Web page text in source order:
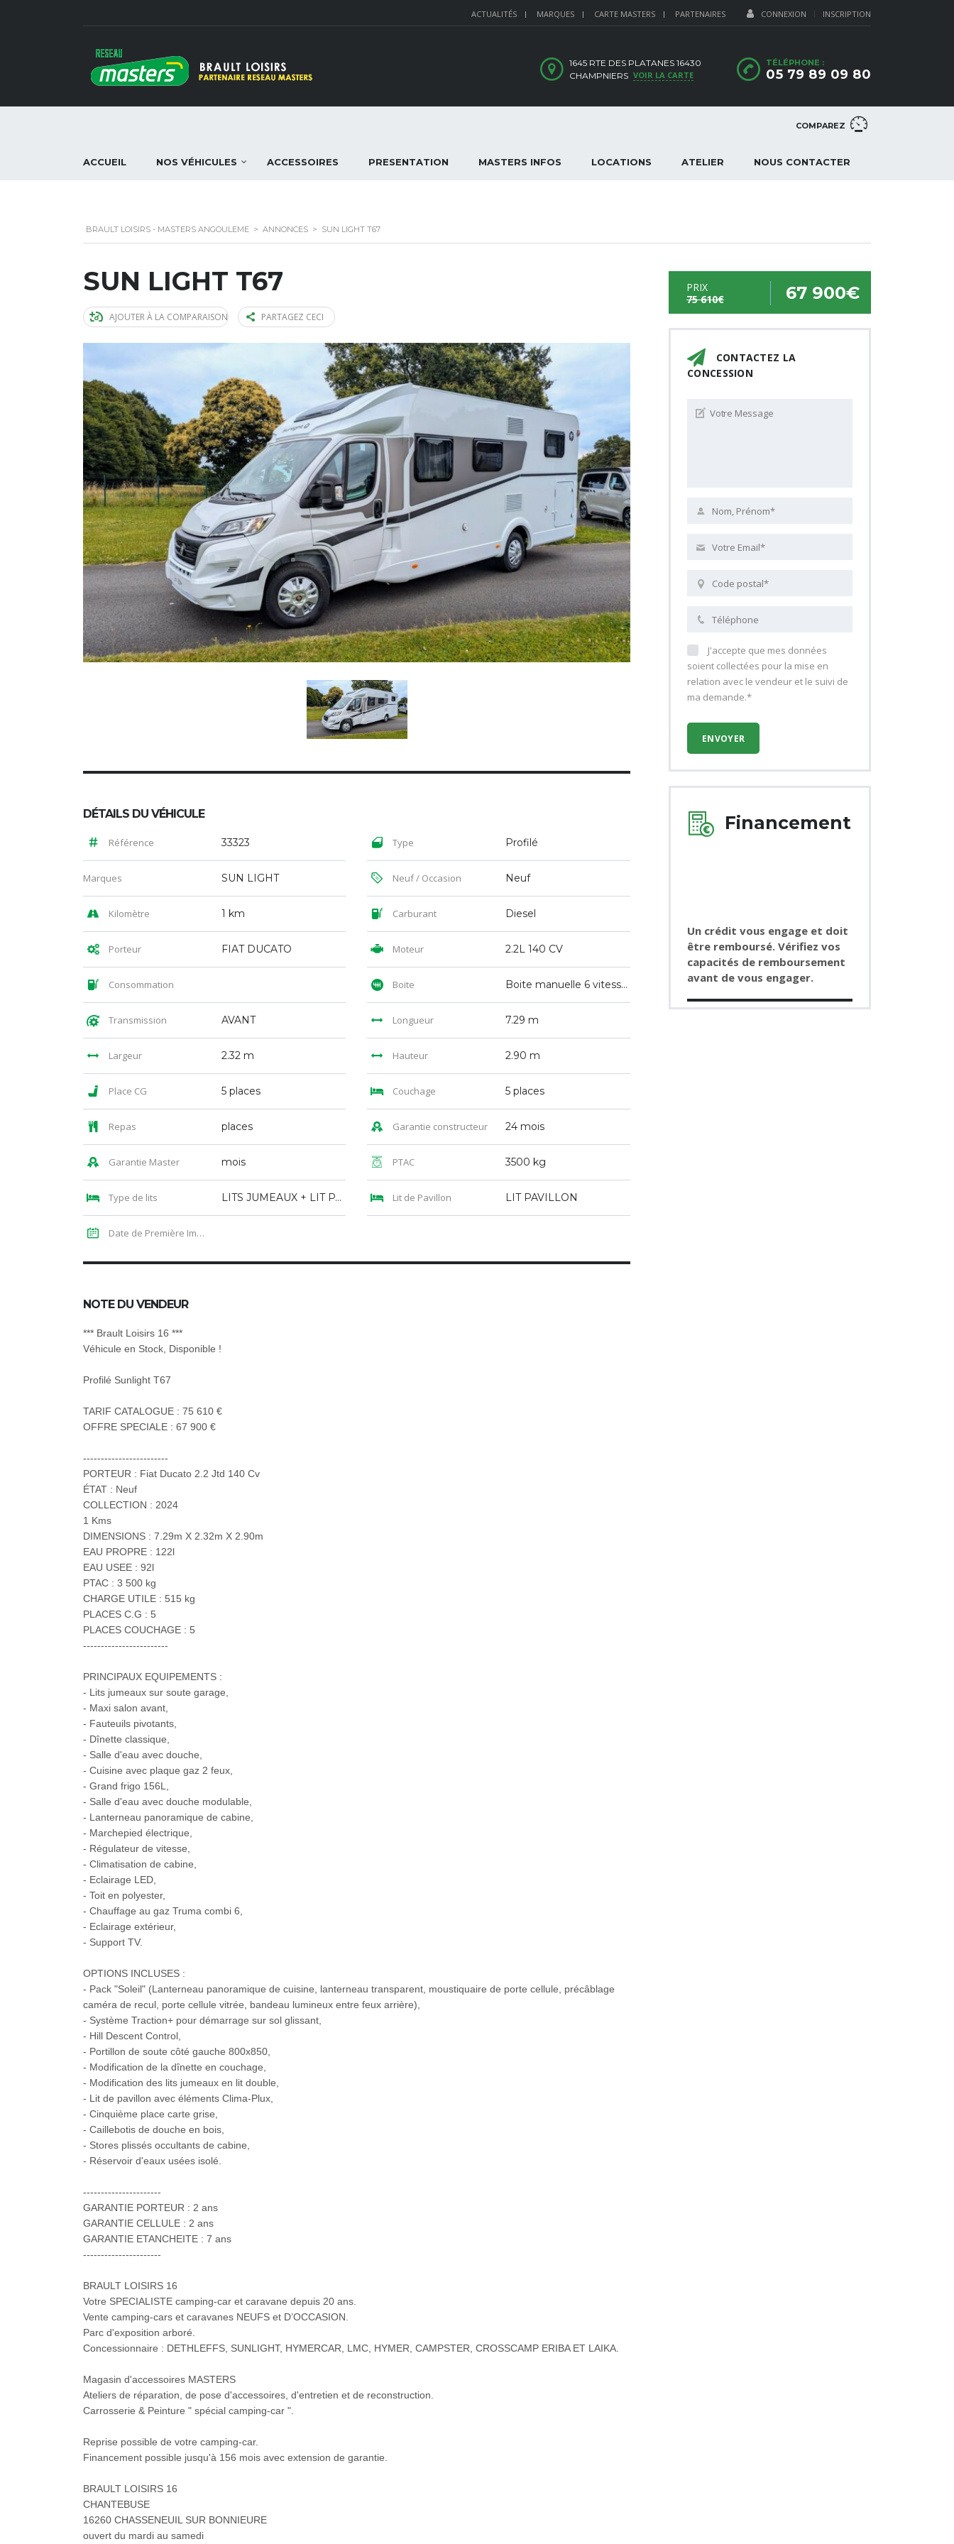
CONNEXION INSCRIPTION
ACTUALITÉS MARQUES CARTE MASTERS PARTENAIRES
TÉLÉPHONE :
05 79 89 09 80
1645 RTE DES PLATANES 16430
CHAMPNIERS VOIR LA CARTE
COMPAREZ
ACCUEIL NOS VÉHICULES ACCESSOIRES PRESENTATION MASTERS INFOS LOCATIONS ATELIER NOUS CONTACTER
BRAULT LOISIRS - MASTERS ANGOULEME > ANNONCES > SUN LIGHT T67
SUN LIGHT T67
AJOUTER À LA COMPARAISON PARTAGEZ CECI
DÉTAILS DU VÉHICULE
Référence 33323 Type Profilé
Marques SUN LIGHT Neuf / Occasion Neuf
Kilomètre 1 km Carburant Diesel
Porteur FIAT DUCATO Moteur 2.2L 140 CV
Consommation Boite Boite manuelle 6 vitesses
Transmission AVANT Longueur 7.29 m
Largeur 2.32 m Hauteur 2.90 m
Place CG 5 places Couchage 5 places
Repas places Garantie constructeur 24 mois
Garantie Master mois PTAC 3500 kg
Type de lits LITS JUMEAUX + LIT PAVILLON Lit de Pavillon LIT PAVILLON
Date de Première Immatriculation
NOTE DU VENDEUR
*** Brault Loisirs 16 ***
Véhicule en Stock, Disponible !
Profilé Sunlight T67
TARIF CATALOGUE : 75 610 €
OFFRE SPECIALE : 67 900 €
------------------------
PORTEUR : Fiat Ducato 2.2 Jtd 140 Cv
ÉTAT : Neuf
COLLECTION : 2024
1 Kms
DIMENSIONS : 7.29m X 2.32m X 2.90m
EAU PROPRE : 122l
EAU USEE : 92l
PTAC : 3 500 kg
CHARGE UTILE : 515 kg
PLACES C.G : 5
PLACES COUCHAGE : 5
------------------------
PRINCIPAUX EQUIPEMENTS :
- Lits jumeaux sur soute garage,
- Maxi salon avant,
- Fauteuils pivotants,
- Dînette classique,
- Salle d'eau avec douche,
- Cuisine avec plaque gaz 2 feux,
- Grand frigo 156L,
- Salle d'eau avec douche modulable,
- Lanterneau panoramique de cabine,
- Marchepied électrique,
- Régulateur de vitesse,
- Climatisation de cabine,
- Eclairage LED,
- Toit en polyester,
- Chauffage au gaz Truma combi 6,
- Eclairage extérieur,
- Support TV.
OPTIONS INCLUSES :
- Pack "Soleil" (Lanterneau panoramique de cuisine, lanterneau transparent, moustiquaire de porte cellule, précâblage
caméra de recul, porte cellule vitrée, bandeau lumineux entre feux arrière),
- Système Traction+ pour démarrage sur sol glissant,
- Hill Descent Control,
- Portillon de soute côté gauche 800x850,
- Modification de la dînette en couchage,
- Modification des lits jumeaux en lit double,
- Lit de pavillon avec éléments Clima-Plux,
- Cinquième place carte grise,
- Caillebotis de douche en bois,
- Stores plissés occultants de cabine,
- Réservoir d'eaux usées isolé.
----------------------
GARANTIE PORTEUR : 2 ans
GARANTIE CELLULE : 2 ans
GARANTIE ETANCHEITE : 7 ans
----------------------
BRAULT LOISIRS 16
Votre SPECIALISTE camping-car et caravane depuis 20 ans.
Vente camping-cars et caravanes NEUFS et D’OCCASION.
Parc d'exposition arboré.
Concessionnaire : DETHLEFFS, SUNLIGHT, HYMERCAR, LMC, HYMER, CAMPSTER, CROSSCAMP ERIBA ET LAIKA.
Magasin d'accessoires MASTERS
Ateliers de réparation, de pose d'accessoires, d'entretien et de reconstruction.
Carrosserie & Peinture " spécial camping-car ".
Reprise possible de votre camping-car.
Financement possible jusqu'à 156 mois avec extension de garantie.
BRAULT LOISIRS 16
CHANTEBUSE
16260 CHASSENEUIL SUR BONNIEURE
ouvert du mardi au samedi
PRIX
75 610€
67 900€
CONTACTEZ LA
CONCESSION
J'accepte que mes données
soient collectées pour la mise en
relation avec le vendeur et le suivi de
ma demande.*
Financement
Un crédit vous engage et doit
être remboursé. Vérifiez vos
capacités de remboursement
avant de vous engager.